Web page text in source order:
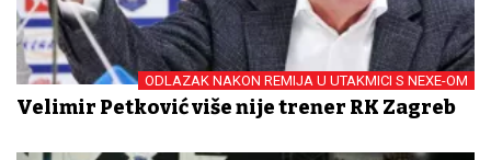
ODLAZAK NAKON REMIJA U UTAKMICI S NEXE-OM
Velimir Petković više nije trener RK Zagreb